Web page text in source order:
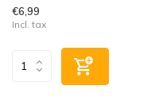
€6,99
Incl. tax